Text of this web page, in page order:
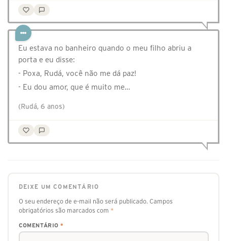
Eu estava no banheiro quando o meu filho abriu a
porta e eu disse:
- Poxa, Rudá, você não me dá paz!
- Eu dou amor, que é muito me…
(Rudá, 6 anos)
DEIXE UM COMENTÁRIO
O seu endereço de e-mail não será publicado. Campos
obrigatórios são marcados com *
COMENTÁRIO *